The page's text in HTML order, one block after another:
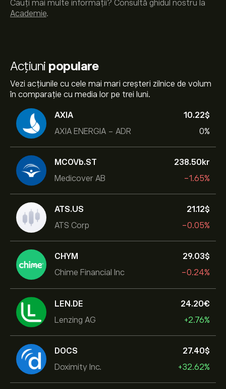
Acțiuni populare
Vezi acțiunile cu cele mai mari creșteri zilnice de volum
în comparație cu media lor pe trei luni.
AXIA
AXIA ENERGIA - ADR
10.22‎$‎
0%
MCOVb.ST
Medicover AB
238.50‎kr‎
-1.65%
ATS.US
ATS Corp
21.12‎$‎
-0.05%
CHYM
Chime Financial Inc
29.03‎$‎
-0.24%
LEN.DE
Lenzing AG
24.20‎€‎
+2.76%
DOCS
Doximity Inc.
27.40‎$‎
+32.62%
Cauți mai multe informații? Consultă ghidul nostru la
Academie.